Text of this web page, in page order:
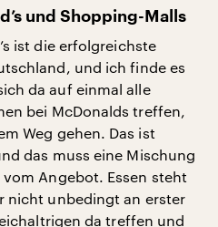
und Shopping-Malls
ist die erfolgreichste
und ich finde es
da auf einmal alle
bei McDonalds treffen,
Weg gehen. Das ist
das muss eine Mischung
Angebot. Essen steht
nicht unbedingt an erster
da treffen und